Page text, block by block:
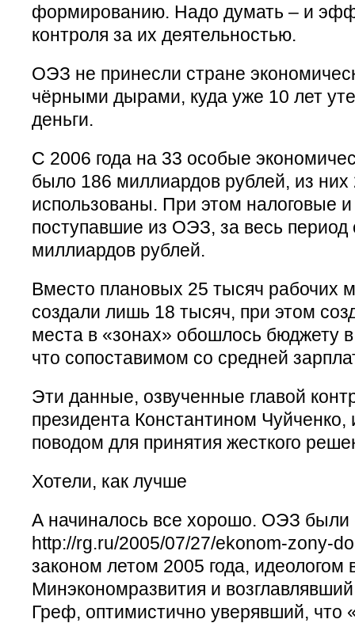
формированию. Надо думать – и
контроля за их деятельностью.
ОЭЗ не принесли стране
чёрными дырами, куда уже 10 лет
деньги.
С 2006 года на 33 особые
было 186 миллиардов рублей, из
использованы. При этом налоговые
поступавшие из ОЭЗ, за весь период
миллиардов рублей.
Вместо плановых 25 тысяч рабочих
создали лишь 18 тысяч, при этом
места в «зонах» обошлось бюджету
что сопоставимом со средней
Эти данные, озвученные главой
президента Константином Чуйченко,
поводом для принятия жесткого
Хотели, как лучше
А начиналось все хорошо. ОЭЗ были
http://rg.ru/2005/07/27/ekonom-zony-
законом летом 2005 года, идеологом
Минэкономразвития и
Греф, оптимистично уверявший, что